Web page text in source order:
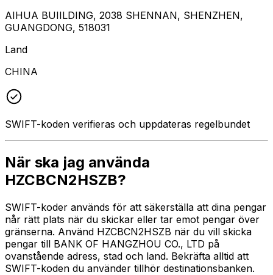
AIHUA BUIILDING, 2038 SHENNAN, SHENZHEN,
GUANGDONG, 518031
Land
CHINA
SWIFT-koden verifieras och uppdateras regelbundet
När ska jag använda
HZCBCN2HSZB?
SWIFT-koder används för att säkerställa att dina pengar
når rätt plats när du skickar eller tar emot pengar över
gränserna. Använd HZCBCN2HSZB när du vill skicka
pengar till BANK OF HANGZHOU CO., LTD på
ovanstående adress, stad och land. Bekräfta alltid att
SWIFT-koden du använder tillhör destinationsbanken.